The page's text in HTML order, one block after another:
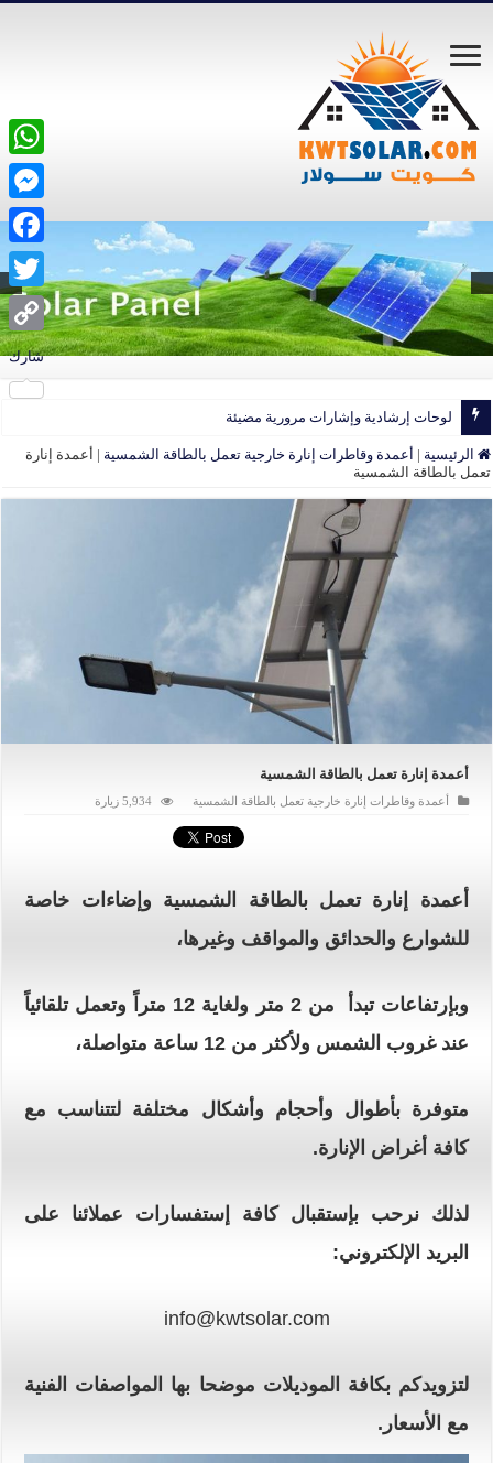
لوحات إرشادية وإشارات مرورية مضيئة
الرئيسية | أعمدة وقاطرات إنارة خارجية تعمل بالطاقة الشمسية | أعمدة إنارة
تعمل بالطاقة الشمسية
أعمدة إنارة تعمل بالطاقة الشمسية
أعمدة وقاطرات إنارة خارجية تعمل بالطاقة الشمسية 5,934 زيارة
أعمدة إنارة تعمل بالطاقة الشمسية وإضاءات خاصة
للشوارع والحدائق والمواقف وغيرها،
وبإرتفاعات تبدأ من 2 متر ولغاية 12 متراً وتعمل تلقائياً
عند غروب الشمس ولأكثر من 12 ساعة متواصلة،
متوفرة بأطوال وأحجام وأشكال مختلفة لتتناسب مع
كافة أغراض الإنارة.
لذلك نرحب بإستقبال كافة إستفسارات عملائنا على
البريد الإلكتروني:
info@kwtsolar.com
لتزويدكم بكافة الموديلات موضحا بها المواصفات الفنية
مع الأسعار.
Twitter
Copy
Link
شارك